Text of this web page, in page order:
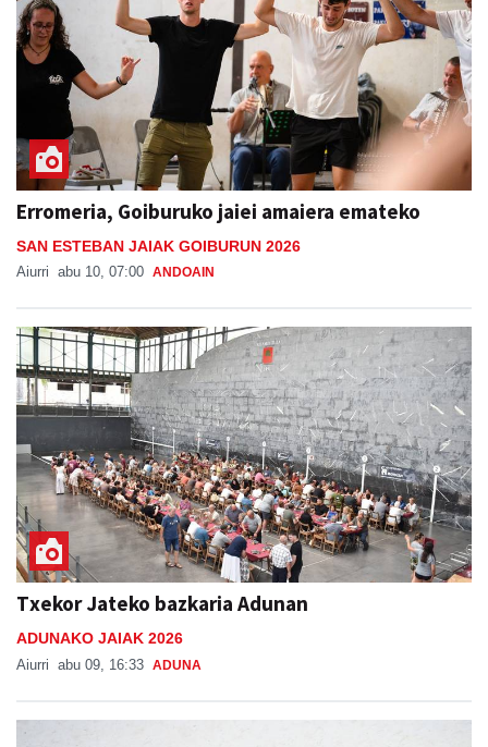
Erromeria, Goiburuko jaiei amaiera emateko
SAN ESTEBAN JAIAK GOIBURUN 2026
Aiurri abu 10, 07:00 ANDOAIN
Txekor Jateko bazkaria Adunan
ADUNAKO JAIAK 2026
Aiurri abu 09, 16:33 ADUNA